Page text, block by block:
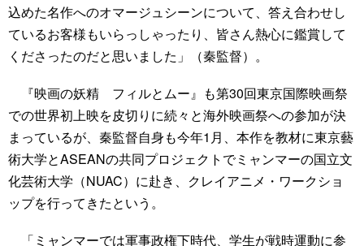
込めた名作へのオマージュシーンについて、答え合わせし
ているお客様もいらっしゃったり、皆さん熱心に鑑賞して
くださったのだと思いました」（秦監督）。
『映画の妖精 フィルとムー』も第30回東京国際映画祭
での世界初上映を皮切りに続々と海外映画祭への参加が決
まっているが、秦監督自身も今年1月、本作を教材に東京藝
術大学とASEANの共同プロジェクトでミャンマーの国立文
化芸術大学（NUAC）に赴き、クレイアニメ・ワークショ
ップを行ってきたという。
「ミャンマーでは軍事政権下時代、学生が戦時運動に参